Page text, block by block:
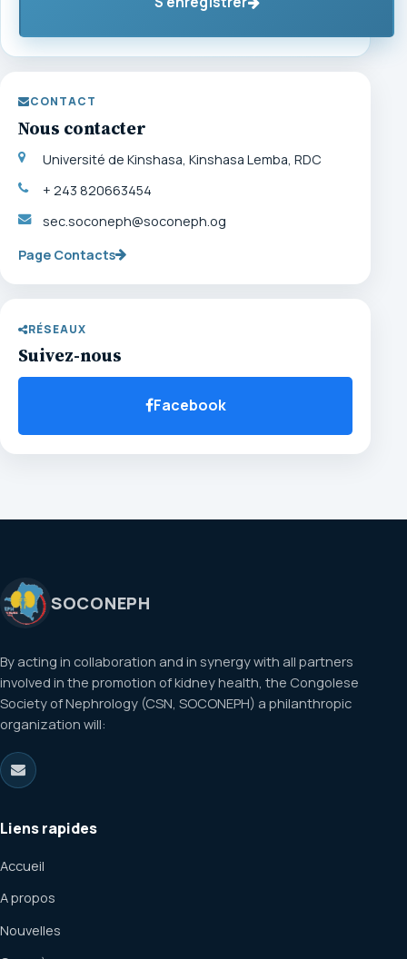
CONTACT
Nous contacter
Université de Kinshasa, Kinshasa Lemba, RDC
+ 243 820663454
sec.soconeph@soconeph.og
Page Contacts
RÉSEAUX
Suivez-nous
Facebook
SOCONEPH
By acting in collaboration and in synergy with all partners
involved in the promotion of kidney health, the Congolese
Society of Nephrology (CSN, SOCONEPH) a philanthropic
organization will:
Liens rapides
Accueil
A propos
Nouvelles